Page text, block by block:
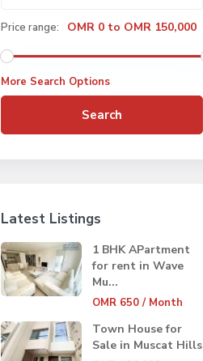
Price range: OMR 0 to OMR 150,000
More Search Options
Search
Latest Listings
1 BHK APartment
for rent in Wave
Mu...
OMR 650/ Month
Town House for
Sale in Muscat Hills